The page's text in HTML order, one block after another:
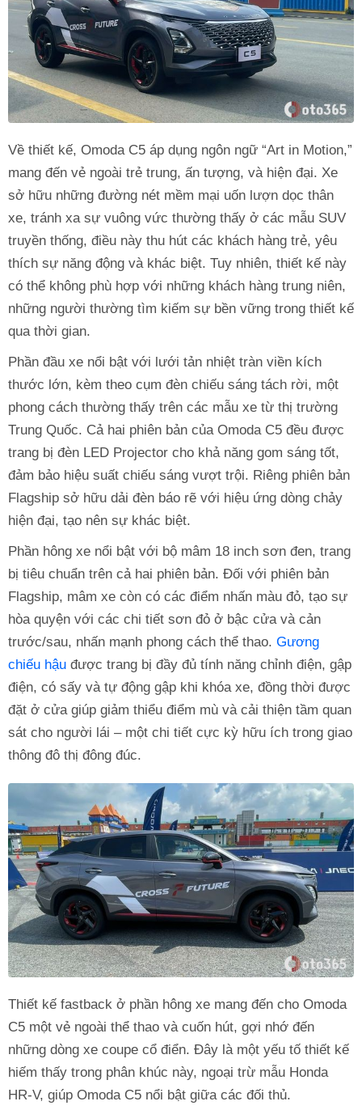
Về thiết kế, Omoda C5 áp dụng ngôn ngữ “Art in Motion,”
mang đến vẻ ngoài trẻ trung, ấn tượng, và hiện đại. Xe
sở hữu những đường nét mềm mại uốn lượn dọc thân
xe, tránh xa sự vuông vức thường thấy ở các mẫu SUV
truyền thống, điều này thu hút các khách hàng trẻ, yêu
thích sự năng động và khác biệt. Tuy nhiên, thiết kế này
có thể không phù hợp với những khách hàng trung niên,
những người thường tìm kiếm sự bền vững trong thiết kế
qua thời gian.
Phần đầu xe nổi bật với lưới tản nhiệt tràn viền kích
thước lớn, kèm theo cụm đèn chiếu sáng tách rời, một
phong cách thường thấy trên các mẫu xe từ thị trường
Trung Quốc. Cả hai phiên bản của Omoda C5 đều được
trang bị đèn LED Projector cho khả năng gom sáng tốt,
đảm bảo hiệu suất chiếu sáng vượt trội. Riêng phiên bản
Flagship sở hữu dải đèn báo rẽ với hiệu ứng dòng chảy
hiện đại, tạo nên sự khác biệt.
Phần hông xe nổi bật với bộ mâm 18 inch sơn đen, trang
bị tiêu chuẩn trên cả hai phiên bản. Đối với phiên bản
Flagship, mâm xe còn có các điểm nhấn màu đỏ, tạo sự
hòa quyện với các chi tiết sơn đỏ ở bậc cửa và cản
trước/sau, nhấn mạnh phong cách thể thao. Gương
chiếu hậu được trang bị đầy đủ tính năng chỉnh điện, gập
điện, có sấy và tự động gập khi khóa xe, đồng thời được
đặt ở cửa giúp giảm thiểu điểm mù và cải thiện tầm quan
sát cho người lái – một chi tiết cực kỳ hữu ích trong giao
thông đô thị đông đúc.
Thiết kế fastback ở phần hông xe mang đến cho Omoda
C5 một vẻ ngoài thể thao và cuốn hút, gợi nhớ đến
những dòng xe coupe cổ điển. Đây là một yếu tố thiết kế
hiếm thấy trong phân khúc này, ngoại trừ mẫu Honda
HR-V, giúp Omoda C5 nổi bật giữa các đối thủ.